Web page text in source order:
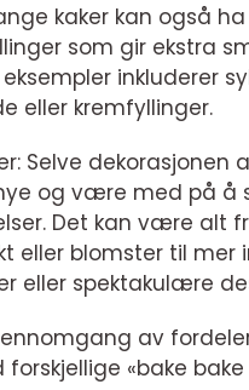
kaker kan også ha
som gir ekstra
inkluderer
eller kremfyllinger.
Selve dekorasjonen
og være med på å
Det kan være alt
eller blomster til mer
eller spektakulære
av
«bake bake